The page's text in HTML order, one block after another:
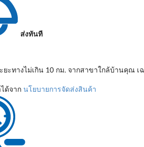
ส่งทันที
ยะทางไม่เกิน 10 กม. จากสาขาใกล้บ้านคุณ
ด้จาก นโยบายการจัดส่งสินค้า